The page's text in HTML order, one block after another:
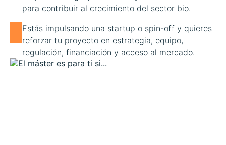
para contribuir al crecimiento del sector bio.
Estás impulsando una startup o spin-off y quieres
reforzar tu proyecto en estrategia, equipo,
regulación, financiación y acceso al mercado.